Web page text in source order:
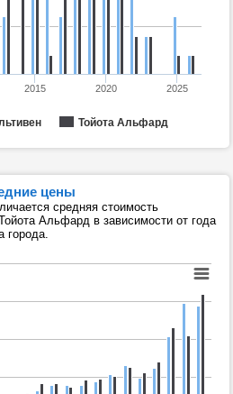
Тойота Альфард
2015 2020 2025
цены
средняя стоимость
Альфард в зависимости от года
города.